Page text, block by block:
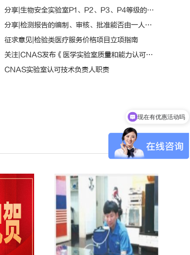
分享|生物安全实验室P1、P2、P3、P4等级的区别
分享|检测报告的编制、审核、批准能否由一人完成？
征求意见|检验类医疗服务价格项目立项指南
关注|CNAS发布《医学实验室质量和能力认可准则》的通知..
CNAS实验室认可技术负责人职责
查看全部 >>
现在有优惠活动吗